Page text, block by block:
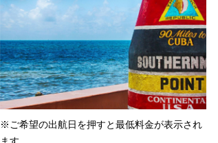
※ご希望の出航日を押すと最低料金が表示され
ます